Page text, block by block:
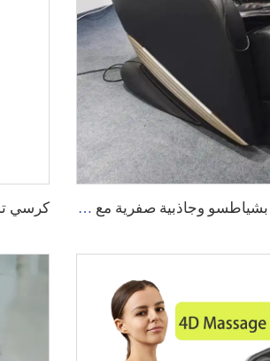
كرسي تدليك A31 4D بشياطسو وجاذبية صفرية مع تسخين كهربائي